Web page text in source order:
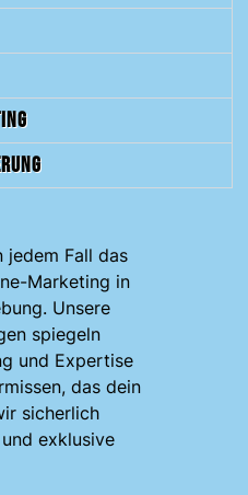
Fall das
Marketing in
Unsere
spiegeln
und Expertise
das dein
sicherlich
exklusive